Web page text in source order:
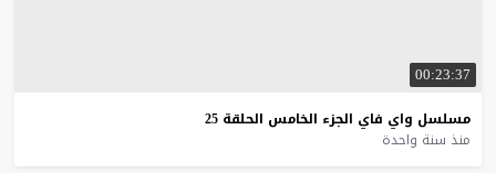
00:23:37
مسلسل واي فاي الجزء الخامس الحلقة 25
منذ سنة واحدة